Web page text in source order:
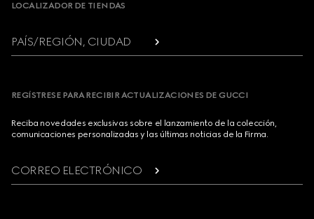
LOCALIZADOR DE TIENDAS
PAÍS/REGIÓN, CIUDAD
REGÍSTRESE PARA RECIBIR ACTUALIZACIONES DE GUCCI
Reciba novedades exclusivas sobre el lanzamiento de la colección,
comunicaciones personalizadas y las últimas noticias de la Firma.
CORREO ELECTRÓNICO